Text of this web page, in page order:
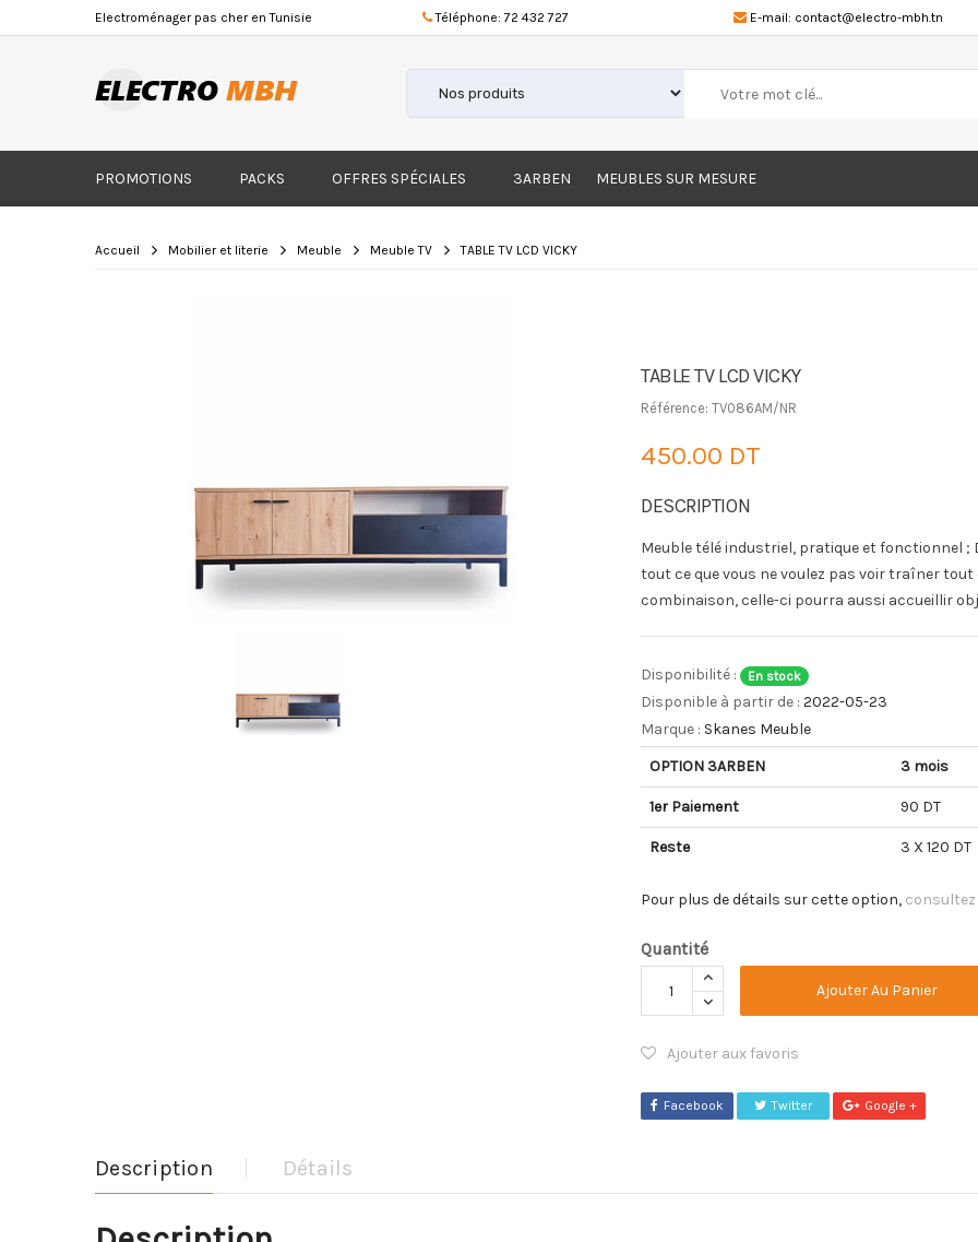
Electroménager pas cher en Tunisie Téléphone: 72 432 727 E-mail: contact@electro-mbh.tn
PROMOTIONS PACKS OFFRES SPÉCIALES 3ARBEN MEUBLES SUR MESURE
Accueil Mobilier et literie Meuble Meuble TV TABLE TV LCD VICKY
TABLE TV LCD VICKY
Référence: TV086AM/NR
450.00 DT
DESCRIPTION
Meuble télé industriel, pratique et fonctionnel
tout ce que vous ne voulez pas voir traîner
combinaison, celle-ci pourra aussi accueillir
Disponibilité : En stock
Disponible à partir de : 2022-05-23
Marque : Skanes Meuble
OPTION 3ARBEN
3 mois
1er Paiement 90 DT
Reste 3 X 120 DT
Pour plus de détails sur cette option, consultez
Quantité
Ajouter Au Panier
Ajouter aux favoris
Facebook Twitter Google +
Description Détails